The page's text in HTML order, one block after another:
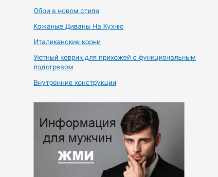
Обои в новом стиле
Кожаные Диваны На Кухню
Италиканские корни
Уютный коврик для прихожей с функциональным
подогревом
Внутренние конструкции